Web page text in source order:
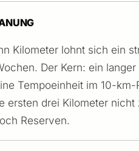
Kilometer lohnt sich ein
Der Kern: ein
Tempoeinheit im 10-
ersten drei Kilometer
Reserven.